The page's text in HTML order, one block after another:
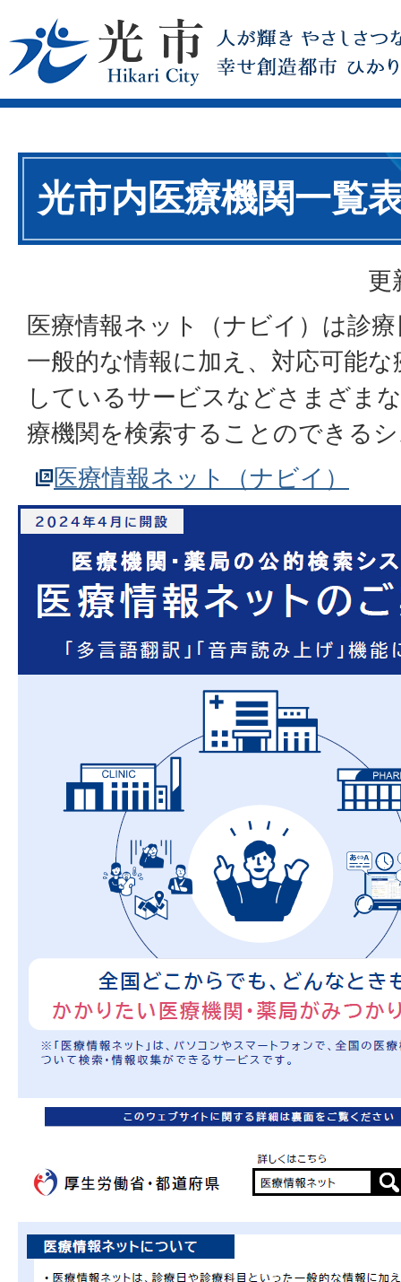
光市内医療機関一覧
更
医療情報ネット（ナビイ）は診
一般的な情報に加え、対応可能
しているサービスなどさまざま
療機関を検索することのできる
医療情報ネット（ナビイ）